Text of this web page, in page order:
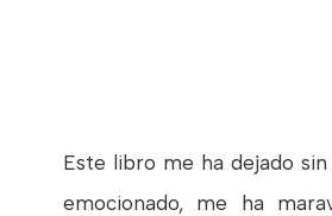
Este libro me ha dejado
emocionado, me ha